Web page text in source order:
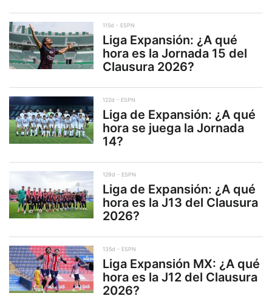
115d ESPN
Liga Expansión: ¿A qué
hora es la Jornada 15 del
Clausura 2026?
122d ESPN
Liga de Expansión: ¿A qué
hora se juega la Jornada
14?
129d ESPN
Liga de Expansión: ¿A qué
hora es la J13 del Clausura
2026?
135d ESPN
Liga Expansión MX: ¿A qué
hora es la J12 del Clausura
2026?